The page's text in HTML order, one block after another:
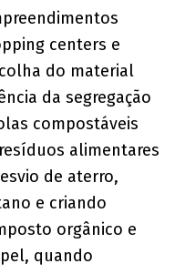
centers e
do material
da segregação
compostáveis
alimentares
de aterro,
e criando
orgânico e
quando